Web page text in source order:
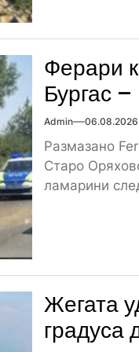
Ферари
Бургас
Admin 06.08.2026
Размазано
Старо
ламарини
Жегата
градуса